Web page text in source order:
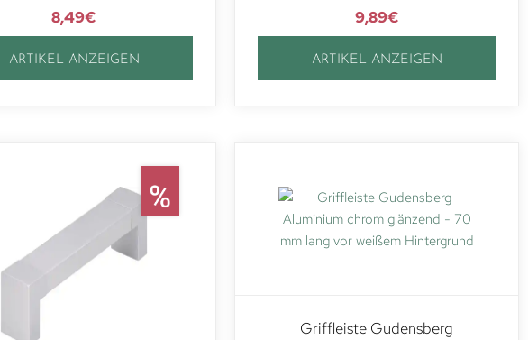
8,49€
ARTIKEL ANZEIGEN
9,89€
ARTIKEL ANZEIGEN
Griffleiste Gudensberg